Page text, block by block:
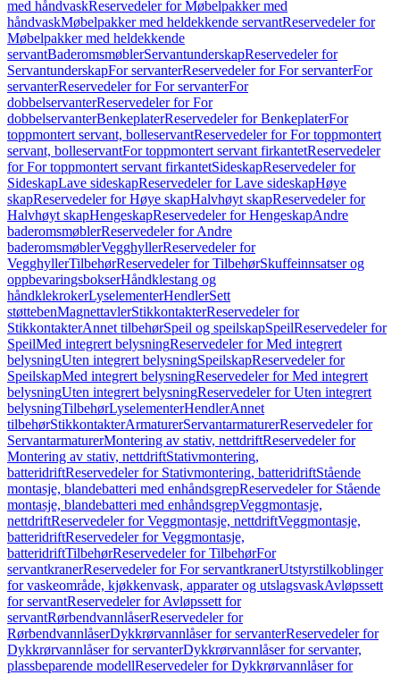
med håndvaskReservedeler for Møbelpakker med
håndvaskMøbelpakker med heldekkende servantReservedeler for
Møbelpakker med heldekkende
servantBaderomsmøblerServantunderskapReservedeler for
ServantunderskapFor servanterReservedeler for For servanterFor
servanterReservedeler for For servanterFor
dobbelservanterReservedeler for For
dobbelservanterBenkeplaterReservedeler for BenkeplaterFor
toppmontert servant, bolleservantReservedeler for For toppmontert
servant, bolleservantFor toppmontert servant firkantetReservedeler
for For toppmontert servant firkantetSideskapReservedeler for
SideskapLave sideskapReservedeler for Lave sideskapHøye
skapReservedeler for Høye skapHalvhøyt skapReservedeler for
Halvhøyt skapHengeskapReservedeler for HengeskapAndre
baderomsmøblerReservedeler for Andre
baderomsmøblerVegghyllerReservedeler for
VegghyllerTilbehørReservedeler for TilbehørSkuffeinnsatser og
oppbevaringsbokserHåndklestang og
håndklekrokerLyselementerHendlerSett
støttebenMagnettavlerStikkontakterReservedeler for
StikkontakterAnnet tilbehørSpeil og speilskapSpeilReservedeler for
SpeilMed integrert belysningReservedeler for Med integrert
belysningUten integrert belysningSpeilskapReservedeler for
SpeilskapMed integrert belysningReservedeler for Med integrert
belysningUten integrert belysningReservedeler for Uten integrert
belysningTilbehørLyselementerHendlerAnnet
tilbehørStikkontakterArmaturerServantarmaturerReservedeler for
ServantarmaturerMontering av stativ, nettdriftReservedeler for
Montering av stativ, nettdriftStativmontering,
batteridriftReservedeler for Stativmontering, batteridriftStående
montasje, blandebatteri med enhåndsgrepReservedeler for Stående
montasje, blandebatteri med enhåndsgrepVeggmontasje,
nettdriftReservedeler for Veggmontasje, nettdriftVeggmontasje,
batteridriftReservedeler for Veggmontasje,
batteridriftTilbehørReservedeler for TilbehørFor
servantkranerReservedeler for For servantkranerUtstyrstilkoblinger
for vaskeområde, kjøkkenvask, apparater og utslagsvaskAvløpssett
for servantReservedeler for Avløpssett for
servantRørbendvannlåserReservedeler for
RørbendvannlåserDykkrørvannlåser for servanterReservedeler for
Dykkrørvannlåser for servanterDykkrørvannlåser for servanter,
plassbeparende modellReservedeler for Dykkrørvannlåser for